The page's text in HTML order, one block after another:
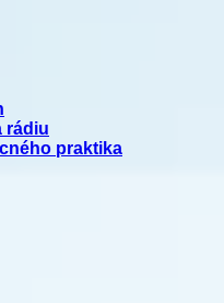
rádiu
praktika